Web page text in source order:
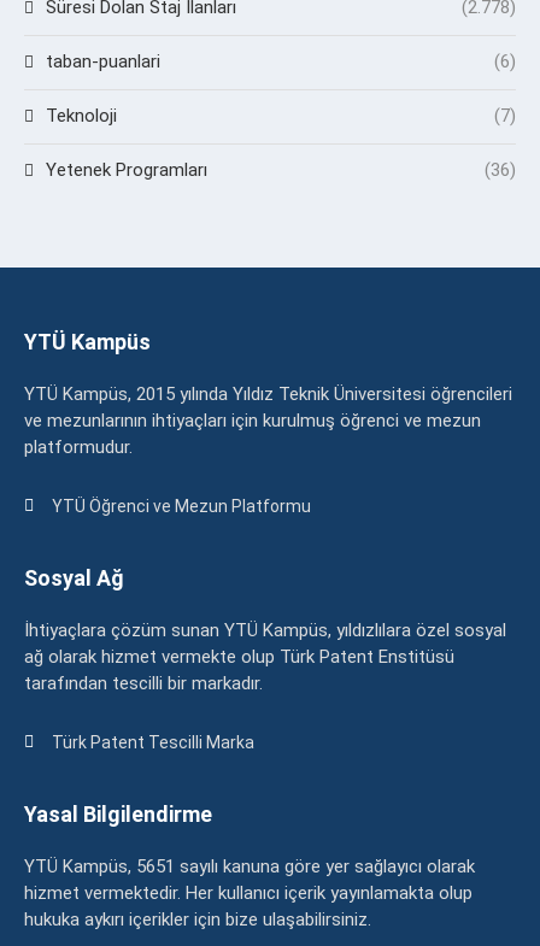
Süresi Dolan Staj İlanları (2.778)
taban-puanlari (6)
Teknoloji (7)
Yetenek Programları (36)
YTÜ Kampüs
YTÜ Kampüs, 2015 yılında Yıldız Teknik Üniversitesi öğrencileri
ve mezunlarının ihtiyaçları için kurulmuş öğrenci ve mezun
platformudur.
YTÜ Öğrenci ve Mezun Platformu
Sosyal Ağ
İhtiyaçlara çözüm sunan YTÜ Kampüs, yıldızlılara özel sosyal
ağ olarak hizmet vermekte olup Türk Patent Enstitüsü
tarafından tescilli bir markadır.
Türk Patent Tescilli Marka
Yasal Bilgilendirme
YTÜ Kampüs, 5651 sayılı kanuna göre yer sağlayıcı olarak
hizmet vermektedir. Her kullanıcı içerik yayınlamakta olup
hukuka aykırı içerikler için bize ulaşabilirsiniz.